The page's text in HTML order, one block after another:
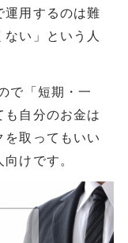
用するのは難
い」という人
で「短期・一
自分のお金は
取ってもいい
けです。